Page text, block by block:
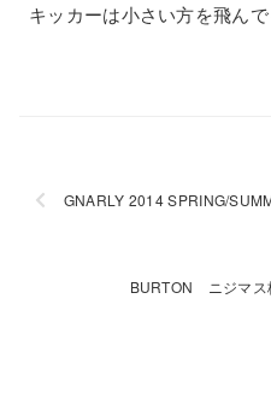
キッカーは小さい方を飛ん
GNARLY 2014 SPRING/
BURTON ニジマ